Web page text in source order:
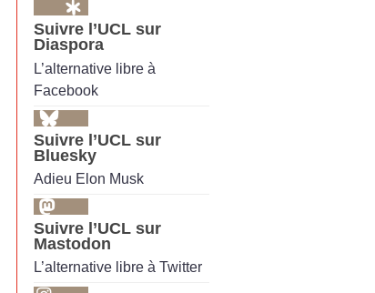
Suivre l’UCL sur
Diaspora
L’alternative libre à
Facebook
Suivre l’UCL sur
Bluesky
Adieu Elon Musk
Suivre l’UCL sur
Mastodon
L’alternative libre à Twitter